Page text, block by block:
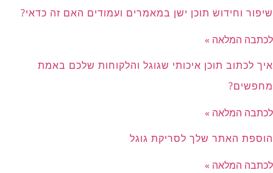
שיפור וחידוש תוכן ישן במאמרים ועמודים האם זה כדאי?
לכתבה המלאה »
איך לכתוב תוכן איכותי שגוגל והלקוחות שלכם באמת
מחפשים?
לכתבה המלאה »
הוספת האתר שלך לסריקת גוגל
לכתבה המלאה »